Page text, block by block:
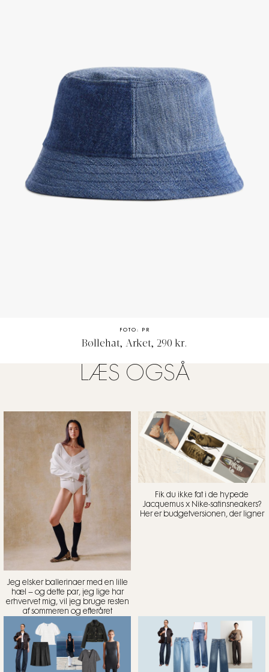
FOTO: PR
Bøllehat, Arket, 290 kr.
LÆS OGSÅ
Jeg elsker ballerinaer med en lille
hæl – og dette par, jeg lige har
erhvervet mig, vil jeg bruge resten
af sommeren og efteråret
Fik du ikke fat i de hypede
Jacquemus x Nike-satinsneakers?
Her er budgetversionen, der ligner